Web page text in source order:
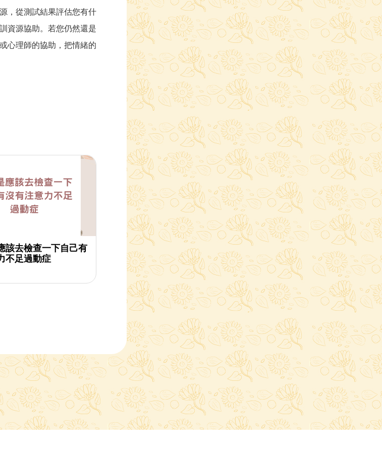
，從測試結果評估您有什
資源協助。若您仍然還是
心理師的協助，把情緒的
該去檢查一下自己有
不足過動症